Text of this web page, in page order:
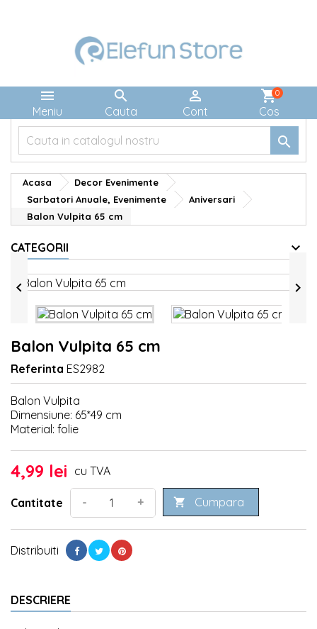

Meniu

Cauta

Cont
shopping_cart
Cos
0

Acasa
Decor Evenimente
Sarbatori Anuale, Evenimente
Aniversari
Balon Vulpita 65 cm
CATEGORII
 
Balon Vulpita 65 cm
Referinta ES2982
Balon Vulpita
Dimensiune: 65*49 cm
Material: folie
4,99 lei cu TVA
Cantitate - +  Cumpara
Distribuiti
DESCRIERE